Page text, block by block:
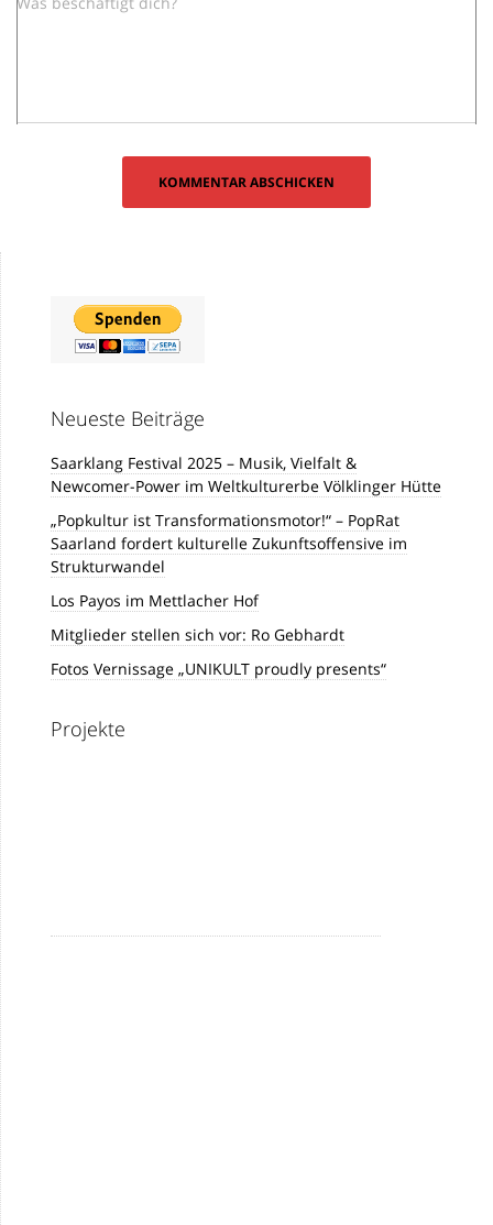
Neueste Beiträge
Saarklang Festival 2025 – Musik, Vielfalt &
Newcomer-Power im Weltkulturerbe Völklinger Hütte
„Popkultur ist Transformationsmotor!“ – PopRat
Saarland fordert kulturelle Zukunftsoffensive im
Strukturwandel
Los Payos im Mettlacher Hof
Mitglieder stellen sich vor: Ro Gebhardt
Fotos Vernissage „UNIKULT proudly presents“
Projekte